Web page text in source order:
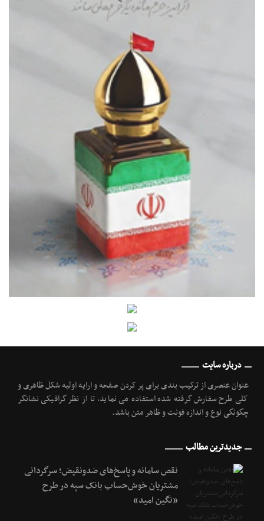
درباره سایت
عنوان عنصری از ترکیب بندی برای پر کردن صفحه و ارایه اولیه شکل ظاهری و
کلی طرح سفارش گرفته شده استفاده می نماید، تا از نظر گرافیکی نشانگر
چگونگی نوع و اندازه فونت و ظاهر متن باشد.
جدیدترین مطالب
نقص سامانه و پاسخ‌های ضدونقیض؛ سرگردانی
مشتریان خوش‌حساب بانک سپه در طرح
«نگین امید»